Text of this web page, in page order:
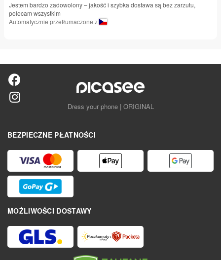
Jestem bardzo zadowolony – jakość i szybka dostawa są bez zarzutu,
polecam wszystkim
Automatycznie przetłumaczone z
Dress your phone | ORIGINAL
BEZPIECZNE PŁATNOŚCI
MOŻLIWOŚCI DOSTAWY